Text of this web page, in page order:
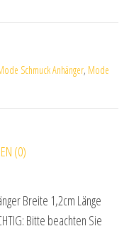
Schmuck Anhänger, Mode
(0)
Breite 1,2cm Länge
Bitte beachten Sie